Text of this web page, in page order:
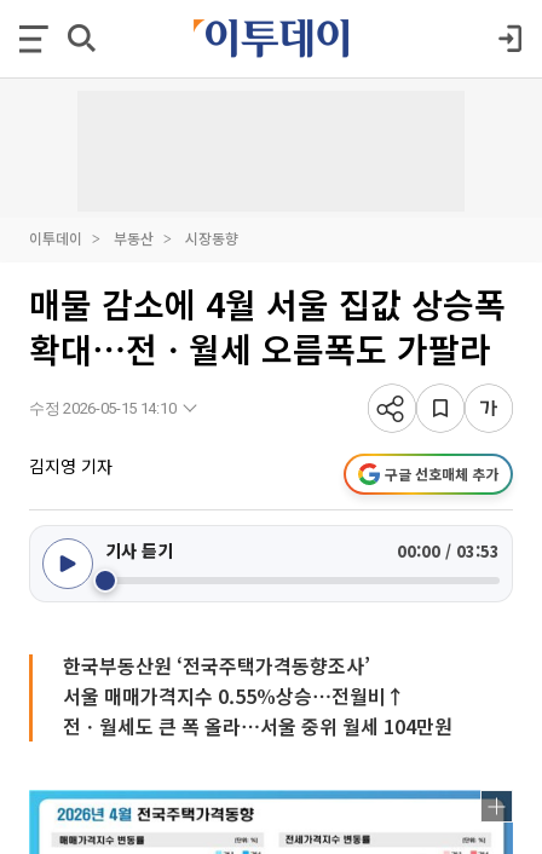
이투데이 부동산 시장동향
매물 감소에 4월 서울 집값 상승폭
확대⋯전ㆍ월세 오름폭도 가팔라
수정 2026-05-15 14:10
김지영 기자 구글 선호매체 추가
기사 듣기 00:00 / 03:53
한국부동산원 ‘전국주택가격동향조사’
서울 매매가격지수 0.55%상승⋯전월비↑
전ㆍ월세도 큰 폭 올라⋯서울 중위 월세 104만원